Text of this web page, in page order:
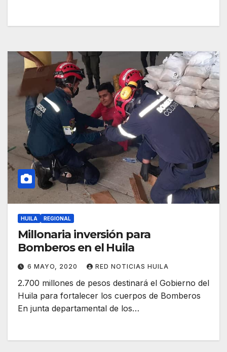
HUILA REGIONAL
Millonaria inversión para
Bomberos en el Huila
6 MAYO, 2020 RED NOTICIAS HUILA
2.700 millones de pesos destinará el Gobierno del
Huila para fortalecer los cuerpos de Bomberos
En junta departamental de los…